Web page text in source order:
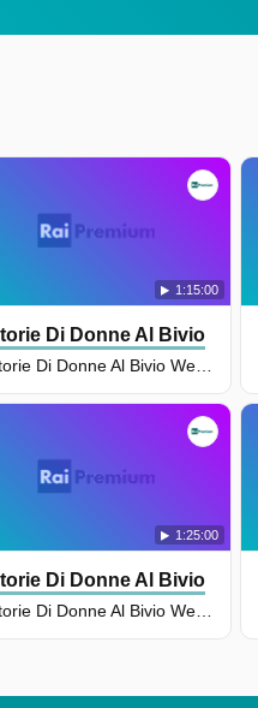
1:15:00
Di Donne Al Bivio
1:25:00
Di Donne Al Bivio